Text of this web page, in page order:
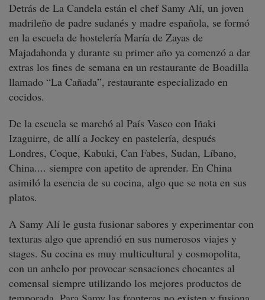
Detrás de La Candela están el chef Samy Alí, un joven
madrileño de padre sudanés y madre española, se formó
en la escuela de hostelería María de Zayas de
Majadahonda y durante su primer año ya comenzó a dar
extras los fines de semana en un restaurante de Boadilla
llamado “La Cañada”, restaurante especializado en
cocidos.
De la escuela se marchó al País Vasco con Iñaki
Izaguirre, de allí a Jockey en pastelería, después
Londres, Coque, Kabuki, Can Fabes, Sudan, Líbano,
China.... siempre con apetito de aprender. En China
asimiló la esencia de su cocina, algo que se nota en sus
platos.
A Samy Alí le gusta fusionar sabores y experimentar con
texturas algo que aprendió en sus numerosos viajes y
stages. Su cocina es muy multicultural y cosmopolita,
con un anhelo por provocar sensaciones chocantes al
comensal siempre utilizando los mejores productos de